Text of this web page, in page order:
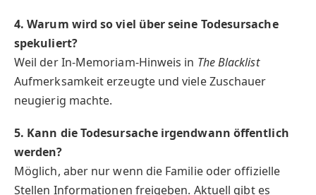
4. Warum wird so viel über seine Todesursache
spekuliert?
Weil der In-Memoriam-Hinweis in The Blacklist
Aufmerksamkeit erzeugte und viele Zuschauer
neugierig machte.
5. Kann die Todesursache irgendwann öffentlich
werden?
Möglich, aber nur wenn die Familie oder offizielle
Stellen Informationen freigeben. Aktuell gibt es